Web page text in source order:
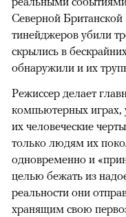
Северной
тинейджеров убили
скрылись в
обнаружили и их
Режиссер делает
компьютерных играх,
их человеческие
только людям их
одновременно и
целью бежать из
реальности они
хранящим свою